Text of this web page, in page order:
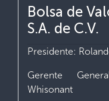
Bolsa de
S.A. de C.V.
Presidente:
Gerente
Whisonant